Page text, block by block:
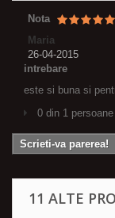
Nota
Maria
26-04-2015
intrebare
este si buna si
0 din 1
Scrieti-va parerea!
11 ALTE